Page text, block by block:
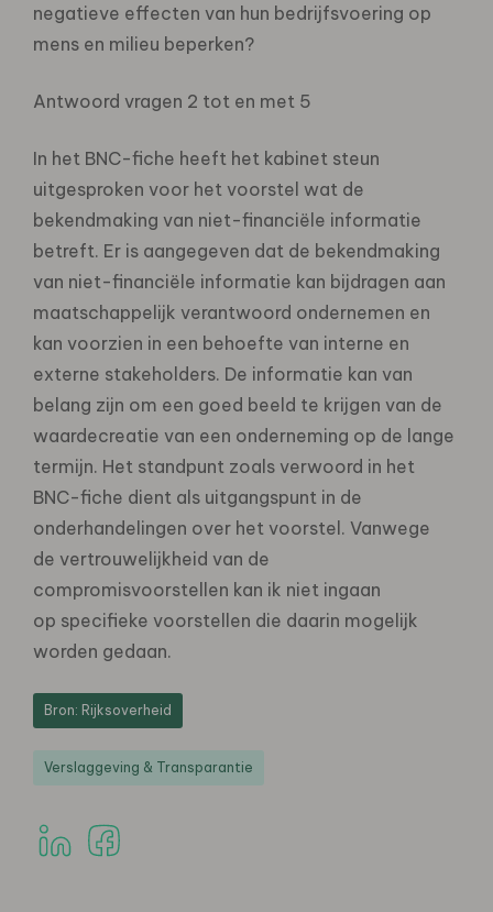
negatieve effecten van hun bedrijfsvoering op
mens en milieu beperken?
Antwoord vragen 2 tot en met 5
In het BNC-fiche heeft het kabinet steun
uitgesproken voor het voorstel wat de
bekendmaking van niet-financiële informatie
betreft. Er is aangegeven dat de bekendmaking
van niet-financiële informatie kan bijdragen aan
maatschappelijk verantwoord ondernemen en
kan voorzien in een behoefte van interne en
externe stakeholders. De informatie kan van
belang zijn om een goed beeld te krijgen van de
waardecreatie van een onderneming op de lange
termijn. Het standpunt zoals verwoord in het
BNC-fiche dient als uitgangspunt in de
onderhandelingen over het voorstel. Vanwege
de vertrouwelijkheid van de
compromisvoorstellen kan ik niet ingaan
op specifieke voorstellen die daarin mogelijk
worden gedaan.
Bron: Rijksoverheid
Verslaggeving & Transparantie